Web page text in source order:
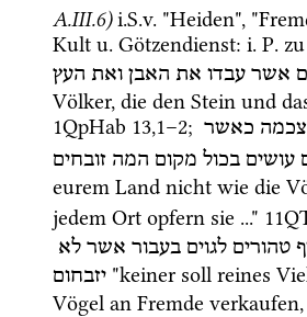
A.III.6)i.S.v. "Heiden",
Kult u. Götzendienst: i. P. zu
אשר עבדו את האבן ואת העץ
1QpHab 13,1–2; כאשר
עושים בכול מקום המה זובחים
eurem Land nicht wie die
jedem Ort opfern sie ..."
טהורים לגוים בעבור אשר לא
יזבחום "keiner soll reines
Vögel an Fremde